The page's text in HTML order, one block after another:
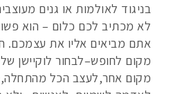
בניגוד לאולמות או גנים
לא מכתיב לכם כלום – הוא
אתם מביאים אליו את עצמכם.
מקום לחופש–לבחור לוקיישן
מקום אחר,לעצב הכל